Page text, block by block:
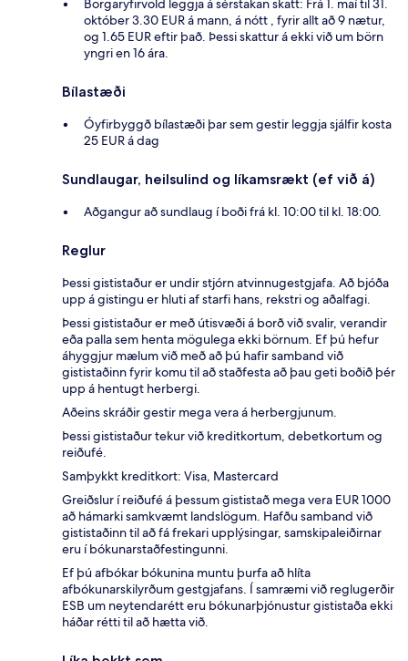
Borgaryfirvöld leggja á sérstakan skatt: Frá 1. maí til 31.
október 3.30 EUR á mann, á nótt , fyrir allt að 9 nætur,
og 1.65 EUR eftir það. Þessi skattur á ekki við um börn
yngri en 16 ára.
Bílastæði
Óyfirbyggð bílastæði þar sem gestir leggja sjálfir kosta
25 EUR á dag
Sundlaugar, heilsulind og líkamsrækt (ef við á)
Aðgangur að sundlaug í boði frá kl. 10:00 til kl. 18:00.
Reglur
Þessi gististaður er undir stjórn atvinnugestgjafa. Að bjóða
upp á gistingu er hluti af starfi hans, rekstri og aðalfagi.
Þessi gististaður er með útisvæði á borð við svalir, verandir
eða palla sem henta mögulega ekki börnum. Ef þú hefur
áhyggjur mælum við með að þú hafir samband við
gististaðinn fyrir komu til að staðfesta að þau geti boðið þér
upp á hentugt herbergi.
Aðeins skráðir gestir mega vera á herbergjunum.
Þessi gististaður tekur við kreditkortum, debetkortum og
reiðufé.
Samþykkt kreditkort: Visa, Mastercard
Greiðslur í reiðufé á þessum gististað mega vera EUR 1000
að hámarki samkvæmt landslögum. Hafðu samband við
gististaðinn til að fá frekari upplýsingar, samskipaleiðirnar
eru í bókunarstaðfestingunni.
Ef þú afbókar bókunina muntu þurfa að hlíta
afbókunarskilyrðum gestgjafans. Í samræmi við reglugerðir
ESB um neytendarétt eru bókunarþjónustur gististaða ekki
háðar rétti til að hætta við.